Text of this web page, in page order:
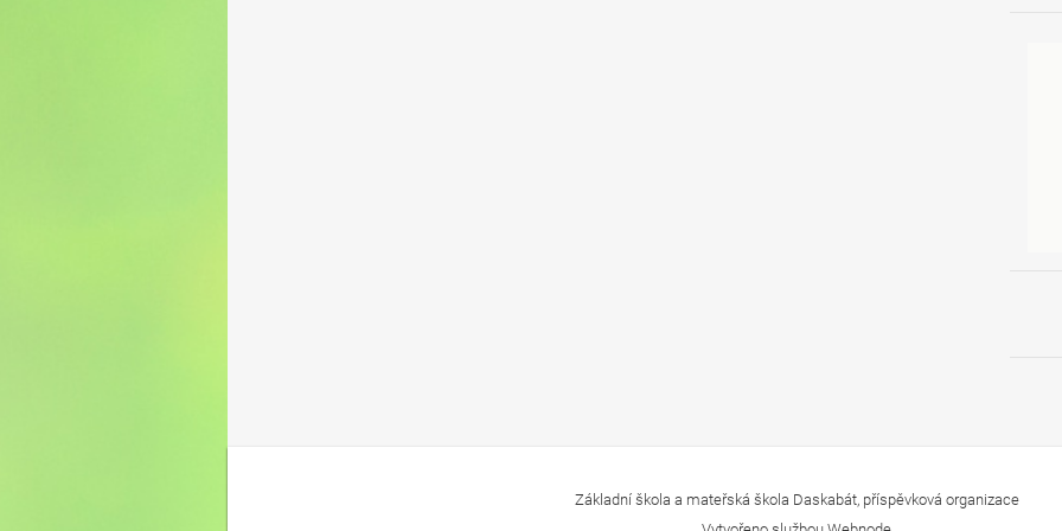
Základní škola a mateřská škola Daskabát, příspěvková organizace